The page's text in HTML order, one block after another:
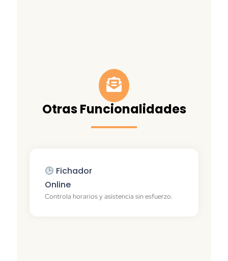
Otras Funcionalidades
Fichador
Online
Controla horarios y asistencia sin esfuerzo.